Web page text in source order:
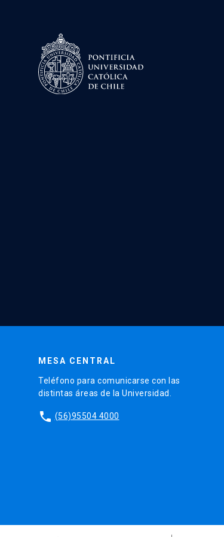
MESA CENTRAL
Teléfono para comunicarse con las
distintas áreas de la Universidad.
phone (56)95504 4000